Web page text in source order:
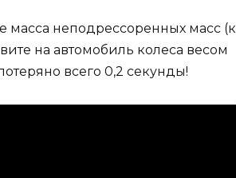
неподрессоренных масс (к
на автомобиль колеса весом
всего 0,2 секунды!